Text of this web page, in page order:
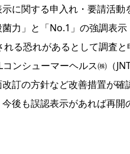
に関する申入れ・要請活動
力」と「No.1」の強調表示
る恐れがあるとして調査と
ンシューマーヘルス㈱（
訂の方針など改善措置が確
後も誤認表示があれば再開